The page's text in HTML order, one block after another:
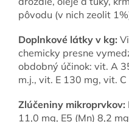
pôvodu (v nich zeolit
Doplnkové látky v kg:
chemicky presne
obdobný účinok: vit. A
m.j., vit. E 130 mg, vit.
Zlúčeniny mikroprvkov:
11,0 mg, E5 (Mn) 8,2